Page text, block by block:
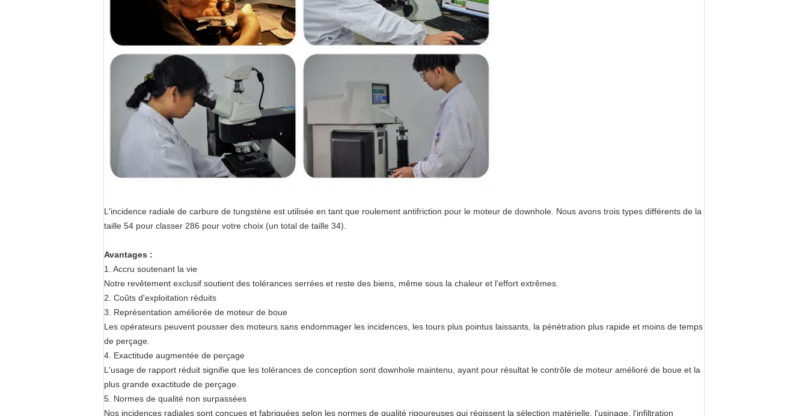
L'incidence radiale de carbure de tungstène est utilisée en tant que roulement antifriction pour le moteur de downhole. Nous avons trois types différents de la
taille 54 pour classer 286 pour votre choix (un total de taille 34).
Avantages :
1. Accru soutenant la vie
Notre revêtement exclusif soutient des tolérances serrées et reste des biens, même sous la chaleur et l'effort extrêmes.
2. Coûts d'exploitation réduits
3. Représentation améliorée de moteur de boue
Les opérateurs peuvent pousser des moteurs sans endommager les incidences, les tours plus pointus laissants, la pénétration plus rapide et moins de temps
de perçage.
4. Exactitude augmentée de perçage
L'usage de rapport réduit signifie que les tolérances de conception sont downhole maintenu, ayant pour résultat le contrôle de moteur amélioré de boue et la
plus grande exactitude de perçage.
5. Normes de qualité non surpassées
Nos incidences radiales sont conçues et fabriquées selon les normes de qualité rigoureuses qui régissent la sélection matérielle, l'usinage, l'infiltration